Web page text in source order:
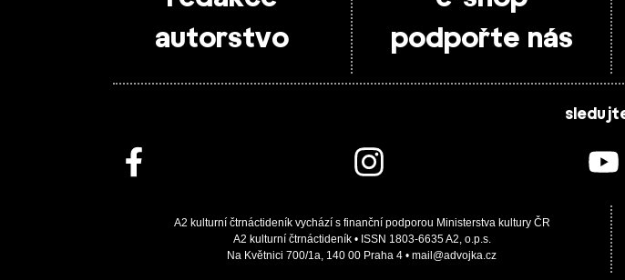
autorstvo
podpořte nás
A2 kulturní čtrnáctideník vychází s finanční podporou Ministerstva kultury ČR
A2 kulturní čtrnáctideník • ISSN 1803-6635 A2, o.p.s.
Na Květnici 700/1a, 140 00 Praha 4 • mail@advojka.cz